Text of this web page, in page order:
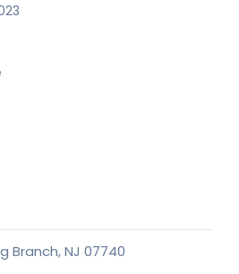
Branch, NJ 07740